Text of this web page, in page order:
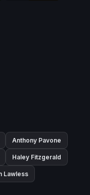
Anthony Pavone
Haley Fitzgerald
Lawless